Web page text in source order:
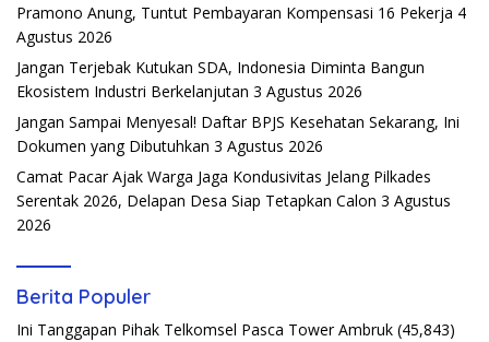
Pramono Anung, Tuntut Pembayaran Kompensasi 16 Pekerja 4
Agustus 2026
Jangan Terjebak Kutukan SDA, Indonesia Diminta Bangun
Ekosistem Industri Berkelanjutan 3 Agustus 2026
Jangan Sampai Menyesal! Daftar BPJS Kesehatan Sekarang, Ini
Dokumen yang Dibutuhkan 3 Agustus 2026
Camat Pacar Ajak Warga Jaga Kondusivitas Jelang Pilkades
Serentak 2026, Delapan Desa Siap Tetapkan Calon 3 Agustus
2026
Berita Populer
Ini Tanggapan Pihak Telkomsel Pasca Tower Ambruk (45,843)